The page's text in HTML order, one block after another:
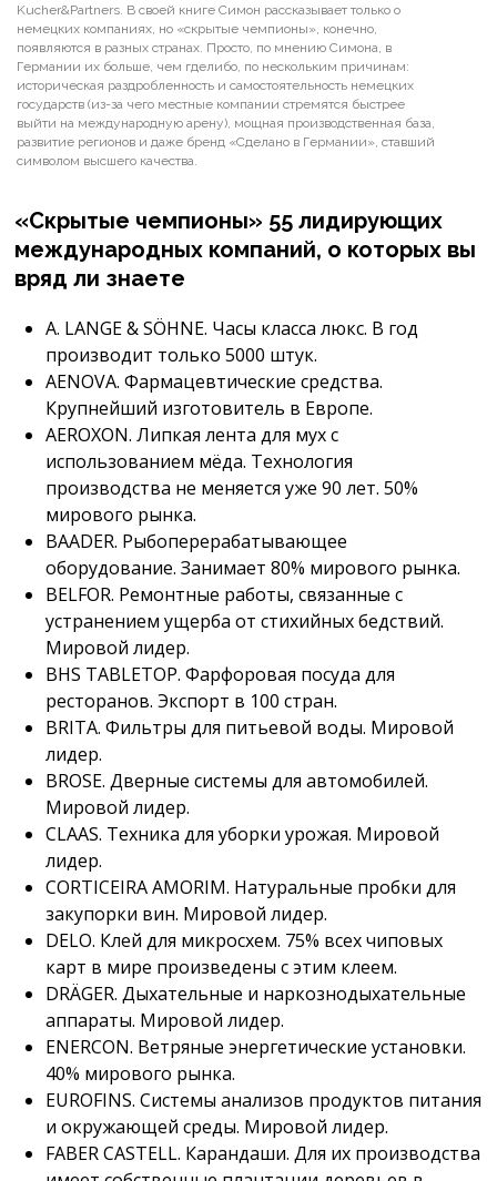
Kucher&Partners. В своей книге Симон рассказывает только о
немецких компаниях, но «скрытые чемпионы», конечно,
появляются в разных странах. Просто, по мнению Симона, в
Германии их больше, чем гделибо, по нескольким причинам:
историческая раздробленность и самостоятельность немецких
государств (из-за чего местные компании стремятся быстрее
выйти на международную арену), мощная производственная база,
развитие регионов и даже бренд «Сделано в Германии», ставший
символом высшего качества.
«Скрытые чемпионы» 55 лидирующих
международных компаний, о которых вы
вряд ли знаете
A. LANGE & SÖHNE. Часы класса люкс. В год
производит только 5000 штук.
AENOVA. Фармацевтические средства.
Крупнейший изготовитель в Европе.
AEROXON. Липкая лента для мух с
использованием мёда. Технология
производства не меняется уже 90 лет. 50%
мирового рынка.
BAADER. Рыбоперерабатывающее
оборудование. Занимает 80% мирового рынка.
BELFOR. Ремонтные работы, связанные с
устранением ущерба от стихийных бедствий.
Мировой лидер.
BHS TABLETOP. Фарфоровая посуда для
ресторанов. Экспорт в 100 стран.
BRITA. Фильтры для питьевой воды. Мировой
лидер.
BROSE. Дверные системы для автомобилей.
Мировой лидер.
CLAAS. Техника для уборки урожая. Мировой
лидер.
CORTICEIRA AMORIM. Натуральные пробки для
закупорки вин. Мировой лидер.
DELO. Клей для микросхем. 75% всех чиповых
карт в мире произведены с этим клеем.
DRÄGER. Дыхательные и наркознодыхательные
аппараты. Мировой лидер.
ENERCON. Ветряные энергетические установки.
40% мирового рынка.
EUROFINS. Системы анализов продуктов питания
и окружающей среды. Мировой лидер.
FABER CASTELL. Карандаши. Для их производства